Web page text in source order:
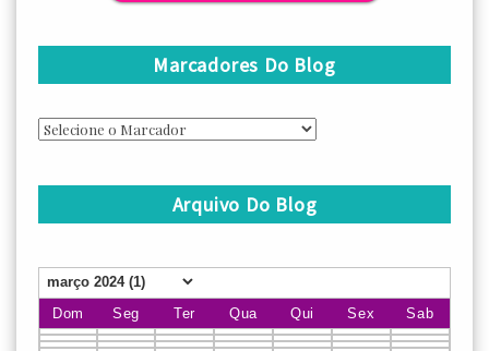
Marcadores Do Blog
Arquivo Do Blog
Dom Seg Ter Qua Qui Sex Sab